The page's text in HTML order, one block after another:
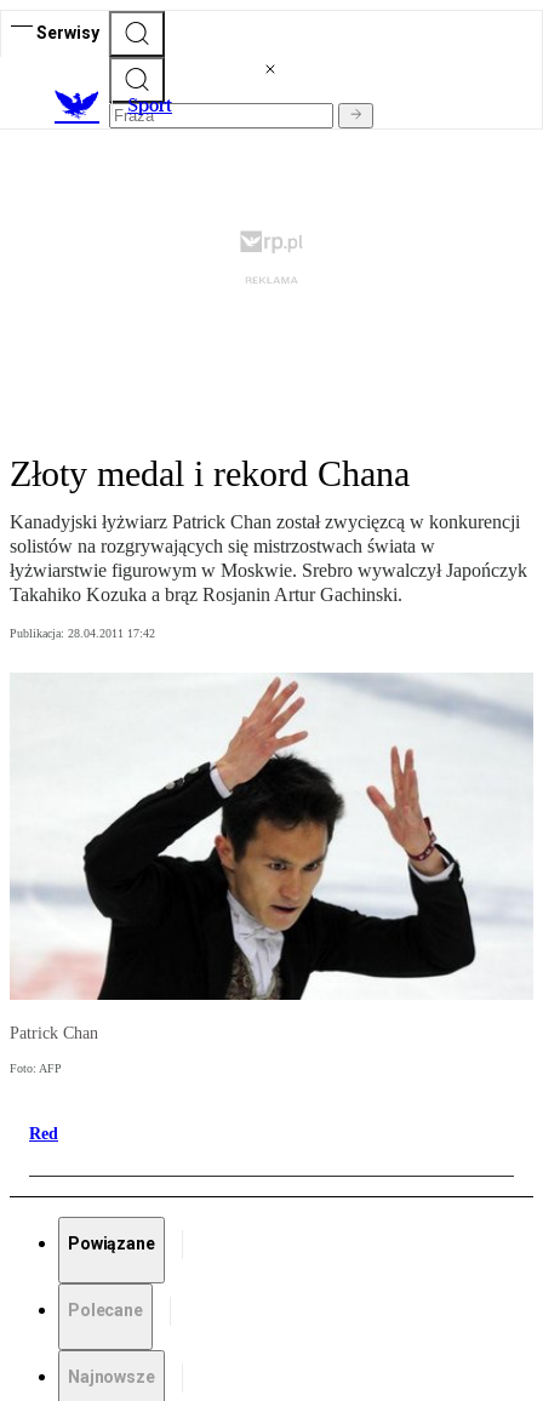
Serwisy
Sport
Złoty medal i rekord Chana
Kanadyjski łyżwiarz Patrick Chan został zwycięzcą w konkurencji
solistów na rozgrywających się mistrzostwach świata w
łyżwiarstwie figurowym w Moskwie. Srebro wywalczył Japończyk
Takahiko Kozuka a brąz Rosjanin Artur Gachinski.
Publikacja: 28.04.2011 17:42
Patrick Chan
Foto: AFP
Red
Powiązane
Polecane
Najnowsze